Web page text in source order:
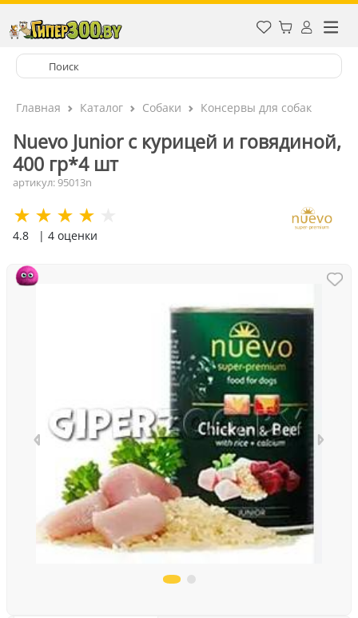
Главная Каталог Собаки Консервы для собак
Nuevo Junior с курицей и говядиной,
400 гр*4 шт
артикул: 95013n
4.8 | 4 оценки